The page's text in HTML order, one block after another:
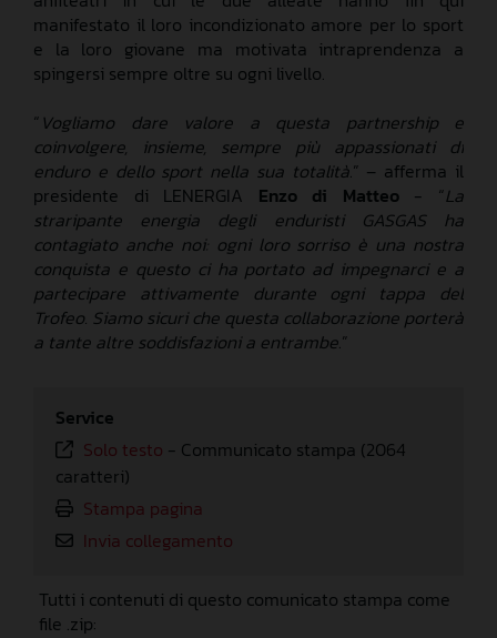
manifestato il loro incondizionato amore per lo sport
e la loro giovane ma motivata intraprendenza a
spingersi sempre oltre su ogni livello.
“ Vogliamo dare valore a questa partnership e
coinvolgere, insieme, sempre più appassionati di
enduro e dello sport nella sua totalità.” – afferma il
presidente di LENERGIA Enzo di Matteo- “La
straripante energia degli enduristi GASGAS ha
contagiato anche noi: ogni loro sorriso è una nostra
conquista e questo ci ha portato ad impegnarci e a
partecipare attivamente durante ogni tappa del
Trofeo. Siamo sicuri che questa collaborazione porterà
a tante altre soddisfazioni a entrambe.”
Service
Solo testo - Communicato stampa (2064
caratteri)
Stampa pagina
Invia collegamento
Tutti i contenuti di questo comunicato stampa come
file .zip: